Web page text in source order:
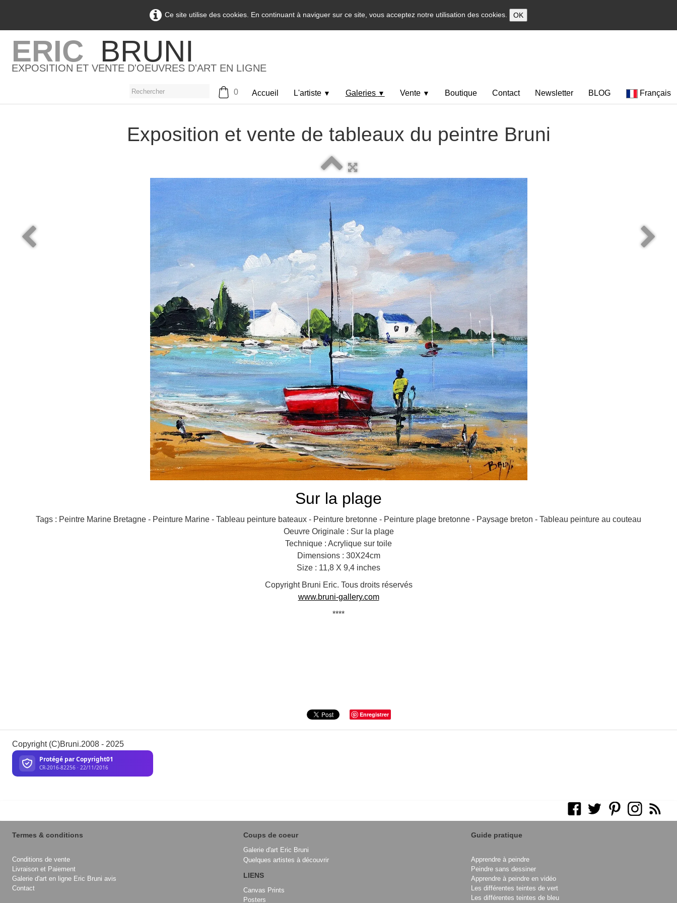
Ce site utilise des cookies. En continuant à naviguer sur ce site, vous acceptez notre utilisation des cookies. OK
ERIC BRUNI
EXPOSITION ET VENTE D'OEUVRES D'ART EN LIGNE
0 Accueil L'artiste ▼ Galeries ▼ Vente ▼ Boutique Contact Newsletter BLOG Français
Exposition et vente de tableaux du peintre Bruni
Sur la plage
Tags : Peintre Marine Bretagne - Peinture Marine - Tableau peinture bateaux - Peinture bretonne - Peinture plage bretonne - Paysage breton - Tableau peinture au couteau
Oeuvre Originale : Sur la plage
Technique : Acrylique sur toile
Dimensions : 30X24cm
Size : 11,8 X 9,4 inches
Copyright Bruni Eric. Tous droits réservés
www.bruni-gallery.com
****
Enregistrer
Copyright (C)Bruni.2008 - 2025
Termes & conditions
Conditions de vente
Livraison et Paiement
Galerie d'art en ligne Eric Bruni avis
Contact
Coups de coeur
Galerie d'art Eric Bruni
Quelques artistes à découvrir
LIENS
Canvas Prints
Posters
Guide pratique
Apprendre à peindre
Peindre sans dessiner
Apprendre à peindre en vidéo
Les différentes teintes de vert
Les différentes teintes de bleu